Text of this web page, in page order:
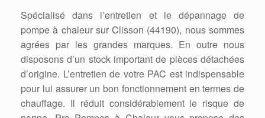
Spécialisé dans l’entretien et le dépannage de
pompe à chaleur sur Clisson (44190), nous sommes
agrées par les grandes marques. En outre nous
disposons d’un stock important de pièces détachées
d’origine. L’entretien de votre PAC est indispensable
pour lui assurer un bon fonctionnement en termes de
chauffage. Il réduit considérablement le risque de